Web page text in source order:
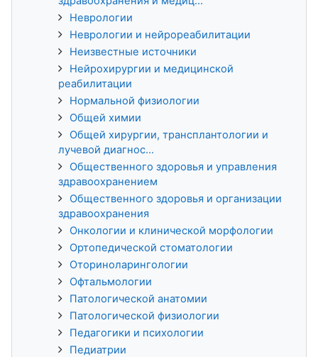
Неврологии
Неврологии и нейрореабилитации
Неизвестные источники
Нейрохирургии и медицинской
реабилитации
Нормальной физиологии
Общей химии
Общей хирургии, трансплантологии и
лучевой диагнос...
Общественного здоровья и управления
здравоохранением
Общественного здоровья и организации
здравоохранения
Онкологии и клинической морфологии
Ортопедической стоматологии
Оториноларингологии
Офтальмологии
Патологической анатомии
Патологической физиологии
Педагогики и психологии
Педиатрии